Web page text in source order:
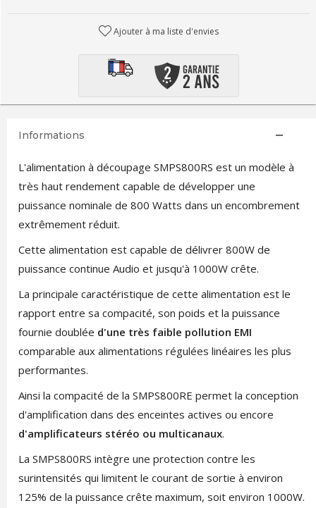
Ajouter à ma liste d'envies
Informations
L'alimentation à découpage SMPS800RS est un modèle à
très haut rendement capable de développer une
puissance nominale de 800 Watts dans un encombrement
extrêmement réduit.
Cette alimentation est capable de délivrer 800W de
puissance continue Audio et jusqu'à 1000W crête.
La principale caractéristique de cette alimentation est le
rapport entre sa compacité, son poids et la puissance
fournie doublée d'une très faible pollution EMI
comparable aux alimentations régulées linéaires les plus
performantes.
Ainsi la compacité de la SMPS800RE permet la conception
d'amplification dans des enceintes actives ou encore
d'amplificateurs stéréo ou multicanaux.
La SMPS800RS intègre une protection contre les
surintensités qui limitent le courant de sortie à environ
125% de la puissance crête maximum, soit environ 1000W.